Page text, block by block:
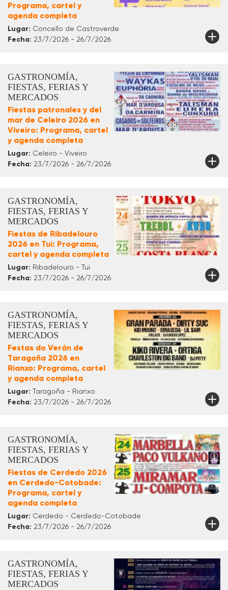
Programa, cartel y
agenda completa
Lugar: Concello de Castroverde
Fecha: 23/7/2026 - 26/7/2026
GASTRONOMÍA,
FIESTAS, FERIAS Y
MERCADOS
Fiestas patronales y del
mar de Celeiro 2026 en
Viveiro: Programa, cartel
y agenda completa
Lugar: Celeiro - Viveiro
Fecha: 23/7/2026 - 26/7/2026
GASTRONOMÍA,
FIESTAS, FERIAS Y
MERCADOS
Fiestas de Ribadelouro
2026 en Tui: Programa,
cartel y agenda completa
Lugar: Ribadelouro - Tui
Fecha: 23/7/2026 - 26/7/2026
GASTRONOMÍA,
FIESTAS, FERIAS Y
MERCADOS
Festas do Verán de
Taragoña 2026 en
Rianxo: Programa, cartel
y agenda completa
Lugar: Taragoña - Rianxo
Fecha: 23/7/2026 - 26/7/2026
GASTRONOMÍA,
FIESTAS, FERIAS Y
MERCADOS
Fiestas de Cerdedo 2026
en Cerdedo-Cotobade:
Programa, cartel y
agenda completa
Lugar: Cerdedo - Cerdedo-Cotobade
Fecha: 23/7/2026 - 26/7/2026
GASTRONOMÍA,
FIESTAS, FERIAS Y
MERCADOS